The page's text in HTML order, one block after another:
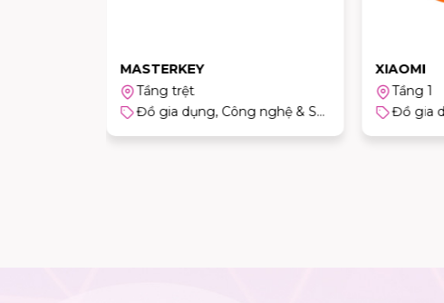
MASTERKEY
Tầng trệt
Đồ gia dụng, Công nghệ & Sản phẩm cho trẻ em
XIAOMI
Tầng 1